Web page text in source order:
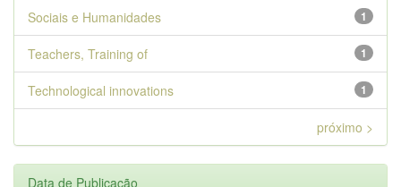
1
Sociais e Humanidades
1
Teachers, Training of
1
Technological innovations
próximo >
Data de Publicação